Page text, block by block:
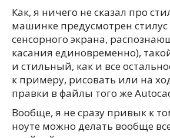
Как, я ничего не сказал про
машинке предусмотрен стилус
сенсорного экрана,
касания единовременно),
и стильный, как и все
к примеру, рисовать или на
правки в файлы того же
Вообще, я не сразу привык к
ноуте можно делать вообще